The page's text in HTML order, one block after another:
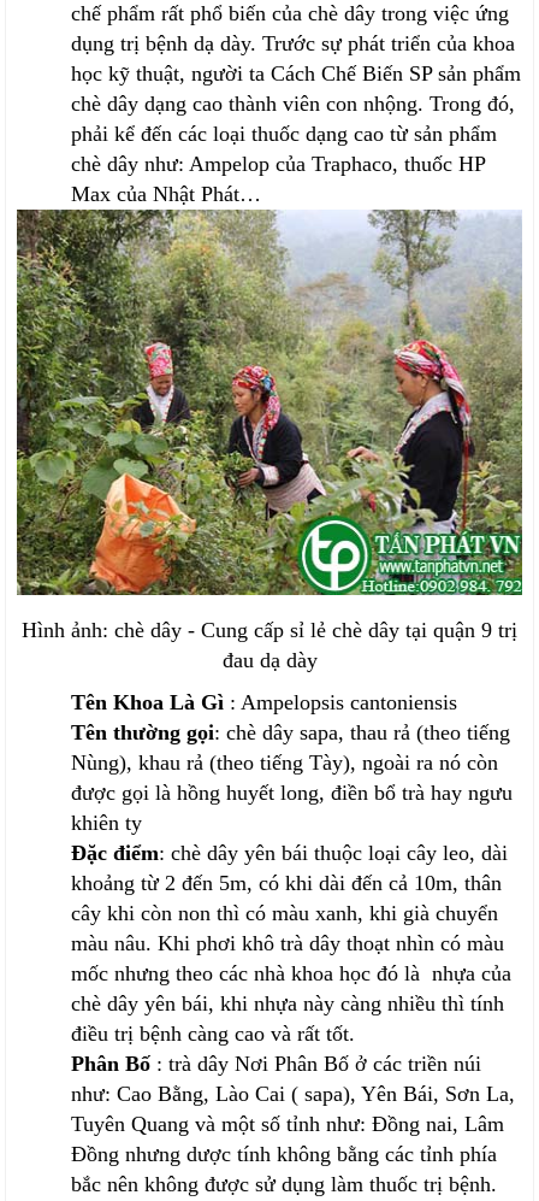
chế phẩm rất phổ biến của chè dây trong việc ứng
dụng trị bệnh dạ dày. Trước sự phát triển của khoa
học kỹ thuật, người ta Cách Chế Biến SP sản phẩm
chè dây dạng cao thành viên con nhộng. Trong đó,
phải kể đến các loại thuốc dạng cao từ sản phẩm
chè dây như: Ampelop của Traphaco, thuốc HP
Max của Nhật Phát…
Hình ảnh: chè dây - Cung cấp sỉ lẻ chè dây tại quận 9 trị
đau dạ dày
Tên Khoa Là Gì : Ampelopsis cantoniensis
Tên thường gọi: chè dây sapa, thau rả (theo tiếng
Nùng), khau rả (theo tiếng Tày), ngoài ra nó còn
được gọi là hồng huyết long, điền bổ trà hay ngưu
khiên ty
Đặc điểm: chè dây yên bái thuộc loại cây leo, dài
khoảng từ 2 đến 5m, có khi dài đến cả 10m, thân
cây khi còn non thì có màu xanh, khi già chuyển
màu nâu. Khi phơi khô trà dây thoạt nhìn có màu
mốc nhưng theo các nhà khoa học đó là nhựa của
chè dây yên bái, khi nhựa này càng nhiều thì tính
điều trị bệnh càng cao và rất tốt.
Phân Bố : trà dây Nơi Phân Bố ở các triền núi
như: Cao Bằng, Lào Cai ( sapa), Yên Bái, Sơn La,
Tuyên Quang và một số tỉnh như: Đồng nai, Lâm
Đồng nhưng dược tính không bằng các tỉnh phía
bắc nên không được sử dụng làm thuốc trị bệnh.